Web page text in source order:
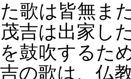
歌は皆無ま
吉は出家し
鼓吹するた
の歌は、仏